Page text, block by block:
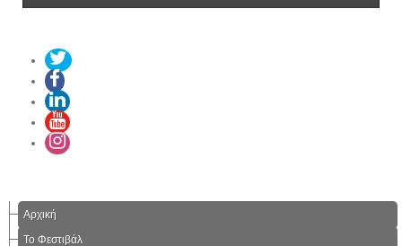
Αρχική
Το Φεστιβάλ